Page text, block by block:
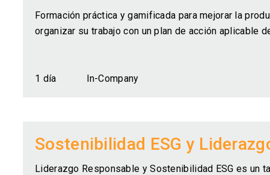
Formación práctica y gamificada para mejorar la
organizar su trabajo con un plan de acción aplicable
1 día In-Company
Sostenibilidad ESG y
Liderazgo Responsable y Sostenibilidad ESG es un